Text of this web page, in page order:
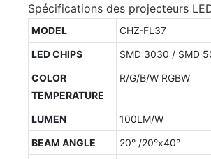
Spécifications des projecteurs
MODEL
CHZ-FL37
LED CHIPS
SMD 3030 / SMD
COLOR
TEMPERATURE
R/G/B/W RGBW
LUMEN
100LM/W
BEAM ANGLE
20° /20°x40°